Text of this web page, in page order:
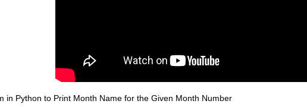
in Python to Print Month Name for the Given Month Number